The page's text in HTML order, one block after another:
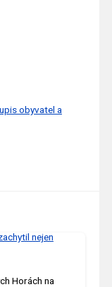
obyvatel a
nejen
Horách na